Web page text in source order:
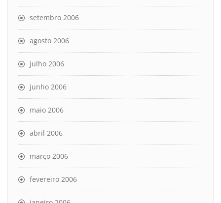
setembro 2006
agosto 2006
julho 2006
junho 2006
maio 2006
abril 2006
março 2006
fevereiro 2006